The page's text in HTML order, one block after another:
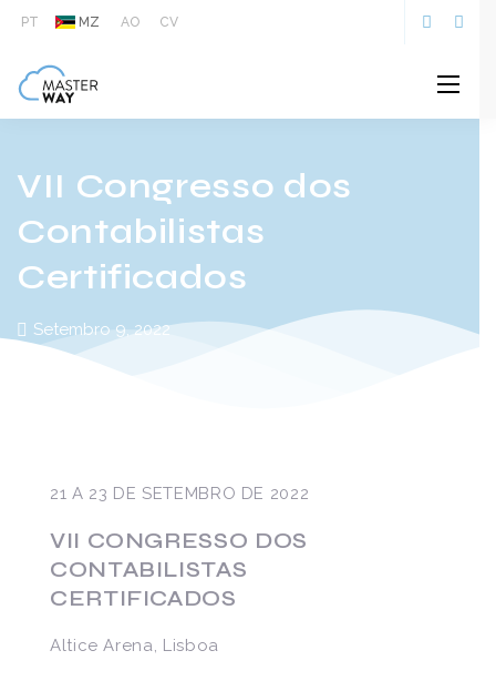
PT MZ AO CV
VII Congresso dos
Contabilistas
Certificados
Setembro 9, 2022
21 A 23 DE SETEMBRO DE 2022
VII CONGRESSO DOS
CONTABILISTAS
CERTIFICADOS
Altice Arena, Lisboa